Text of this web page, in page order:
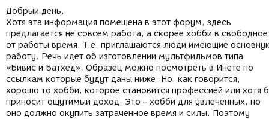
н
и
я
Добрый день,
Хотя эта информация помещена в этот форум, здесь
предлагается не совсем работа, а скорее хобби в свободное
от работы время. Т.е. приглашаются люди имеющие
работу. Речь идет об изготовлении мультфильмов типа
«Бивис и Батхед». Образец можно посмотреть в Инете по
ссылкам которые будут даны ниже. Но, как говорится,
хорошо то хобби, которое становится профессией или хотя
приносит ощутимый доход. Это – хобби для увлеченных, но
оно должно окупить затраченное время и силы. Поэтому